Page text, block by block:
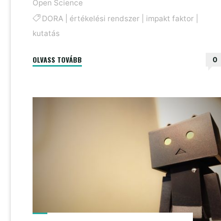
Open Science
DORA
értékelési rendszer impakt faktor
kutatás
OLVASS TOVÁBB
eredményei
0